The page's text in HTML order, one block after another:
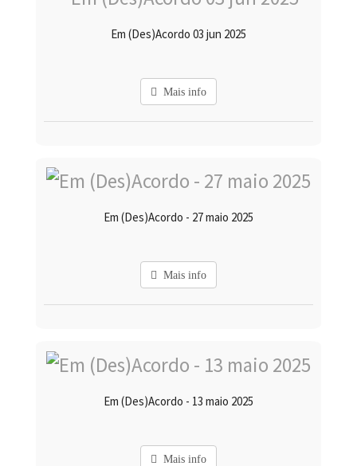
Em (Des)Acordo 03 jun 2025
Mais info
Em (Des)Acordo - 27 maio 2025
Mais info
Em (Des)Acordo - 13 maio 2025
Mais info